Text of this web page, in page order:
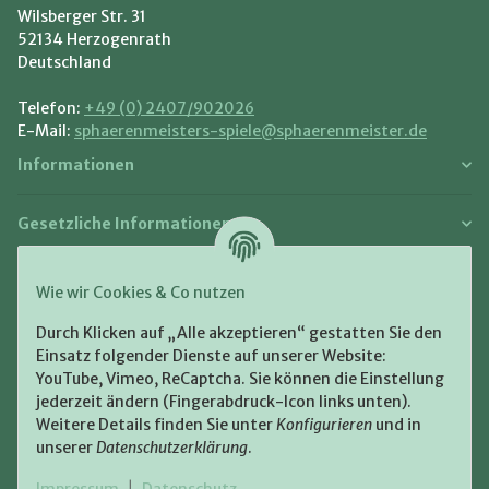
Wie wir Cookies & Co nutzen
Durch Klicken auf „Alle akzeptieren“ gestatten Sie den
Einsatz folgender Dienste auf unserer Website:
YouTube, Vimeo, ReCaptcha. Sie können die Einstellung
jederzeit ändern (Fingerabdruck-Icon links unten).
Weitere Details finden Sie unterKonfigurieren und in
unsererDatenschutzerklärung.
Wilsberger Str. 31
52134 Herzogenrath
Deutschland
Telefon: +49 (0) 2407/902026
E-Mail: sphaerenmeisters-spiele@sphaerenmeister.de
Informationen
Gesetzliche Informationen